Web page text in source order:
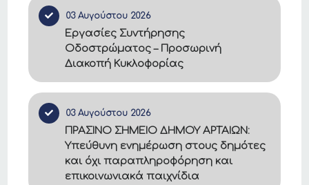
03 Αυγούστου 2026
Εργασίες Συντήρησης
Οδοστρώματος – Προσωρινή
Διακοπή Κυκλοφορίας
03 Αυγούστου 2026
ΠΡΑΣΙΝΟ ΣΗΜΕΙΟ ΔΗΜΟΥ ΑΡΤΑΙΩΝ:
Υπεύθυνη ενημέρωση στους δημότες
και όχι παραπληροφόρηση και
επικοινωνιακά παιχνίδια